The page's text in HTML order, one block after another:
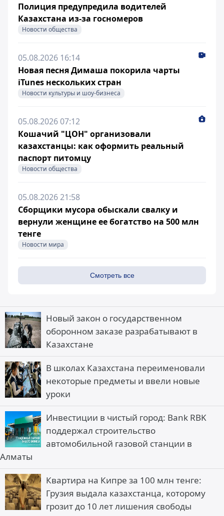
Полиция предупредила водителей
Казахстана из-за госномеров
Новости общества
05.08.2026 16:14
Новая песня Димаша покорила чарты
iTunes нескольких стран
Новости культуры и шоу-бизнеса
05.08.2026 07:12
Кошачий "ЦОН" организовали
казахстанцы: как оформить реальный
паспорт питомцу
Новости общества
05.08.2026 21:58
Сборщики мусора обыскали свалку и
вернули женщине ее богатство на 500 млн
тенге
Новости мира
Смотреть все
Новый закон о государственном
оборонном заказе разрабатывают в
Казахстане
В школах Казахстана переименовали
некоторые предметы и ввели новые
уроки
Инвестиции в чистый город: Bank RBK
поддержал строительство
автомобильной газовой станции в
Алматы
Квартира на Кипре за 100 млн тенге:
Грузия выдала казахстанца, которому
грозит до 10 лет лишения свободы